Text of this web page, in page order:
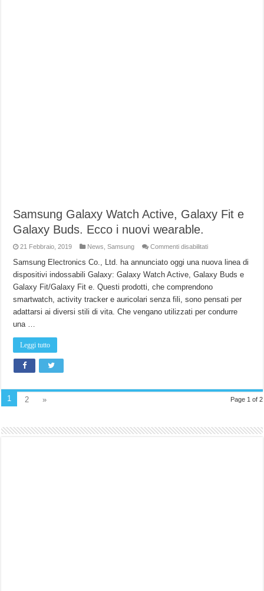
Samsung Galaxy Watch Active, Galaxy Fit e
Galaxy Buds. Ecco i nuovi wearable.
21 Febbraio, 2019 News ,Samsung Commenti disabilitatisu
Galaxy
Watch
Active,
Galaxy
Fit
Galaxy
Buds.
Ecco
Samsung Electronics Co., Ltd. ha annunciato oggi una nuova linea di
dispositivi indossabili Galaxy: Galaxy Watch Active, Galaxy Buds e
Galaxy Fit/Galaxy Fit e. Questi prodotti, che comprendono
smartwatch, activity tracker e auricolari senza fili, sono pensati per
adattarsi ai diversi stili di vita. Che vengano utilizzati per condurre
una …
Leggi tutto
Page 1 of 2
1 2 »